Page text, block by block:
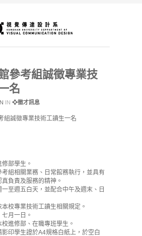
參考組誠徵專業技
名
IN ❖徵才訊息
部學生。
組相關業務、日常館務執行，並具有
負責及服務的精神。
至週五白天，並配合中午及週末、日
校專業技術工讀生相關規定。
月一日。
進修部、在職專班學生。
印學生證於A4規格白紙上，於空白